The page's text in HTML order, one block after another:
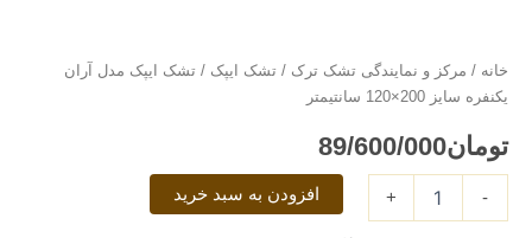
خانه / مرکز و نمایندگی تشک ترک / تشک ایپک / تشک ایپک مدل آران
یکنفره سایز 200×120 سانتیمتر
تومان89/600/000
-
آران
یکنفره
200×120
سانتیمتر
عدد
+ افزودن به سبد خرید